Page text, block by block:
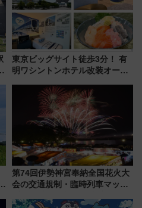
東京ビッグサイト徒歩3分！ 有
明ワシントンホテル改装オープ
客室」や海鮮丼が人気の朝食ビ
ュッフェを現地レポ
第74回伊勢神宮奉納全国花火大
会の交通規制・臨時列車マッ